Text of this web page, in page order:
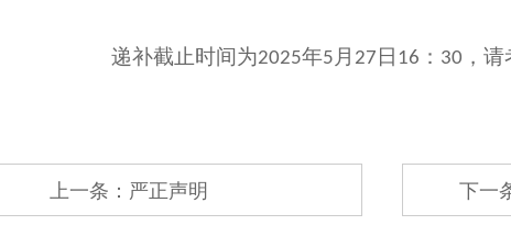
递补截止时间为2025年5 月 27 日 16 ： 30 ，
上一条：严正声明 下一